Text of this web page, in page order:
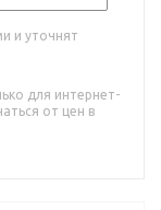
и уточнят
для интернет-
от цен в